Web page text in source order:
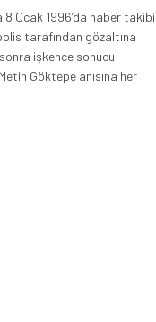
8 Ocak 1996’da haber takibi
tarafından gözaltına
işkence sonucu
Göktepe anısına her